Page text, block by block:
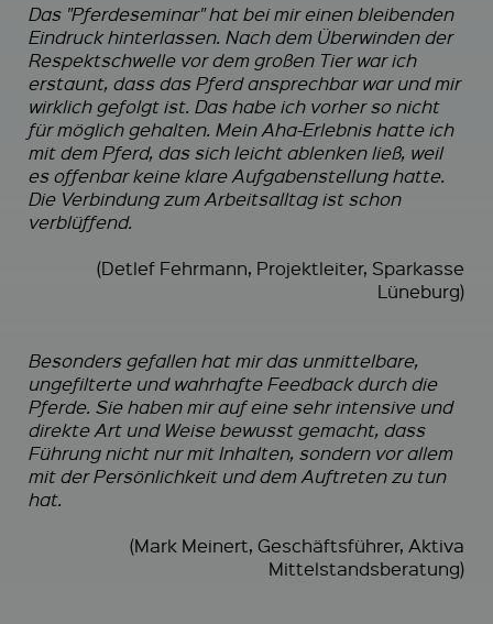
Das "Pferdeseminar" hat bei mir einen bleibenden
Eindruck hinterlassen. Nach dem Überwinden der
Respektschwelle vor dem großen Tier war ich
erstaunt, dass das Pferd ansprechbar war und mir
wirklich gefolgt ist. Das habe ich vorher so nicht
für möglich gehalten. Mein Aha-Erlebnis hatte ich
mit dem Pferd, das sich leicht ablenken ließ, weil
es offenbar keine klare Aufgabenstellung hatte.
Die Verbindung zum Arbeitsalltag ist schon
verblüffend.
(Detlef Fehrmann, Projektleiter, Sparkasse
Lüneburg)
Besonders gefallen hat mir das unmittelbare,
ungefilterte und wahrhafte Feedback durch die
Pferde. Sie haben mir auf eine sehr intensive und
direkte Art und Weise bewusst gemacht, dass
Führung nicht nur mit Inhalten, sondern vor allem
mit der Persönlichkeit und dem Auftreten zu tun
hat.
(Mark Meinert, Geschäftsführer, Aktiva
Mittelstandsberatung)